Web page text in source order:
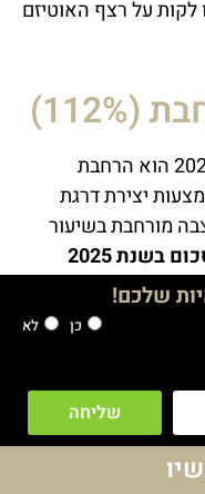
לקות על רצף האוטיזם
חלק מהחידושים שנערכו בינואר 2022 הוא הרחבת
יצירת דרגת
מורחבת בשיעור
כמו כן לאחר עדכון הסכום בשנת 2025
התלות שהוזכר
במיוחד
שלכם!
כן
לא
שליחה